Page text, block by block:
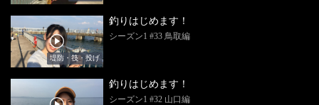
堤防・筏・投げ
釣りはじめます！
シーズン1 #33 鳥取編
釣りはじめます！
シーズン1 #32 山口編